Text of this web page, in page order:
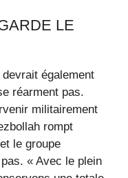
LE
également
réarment pas.
militairement
rompt
le groupe
« Avec le plein